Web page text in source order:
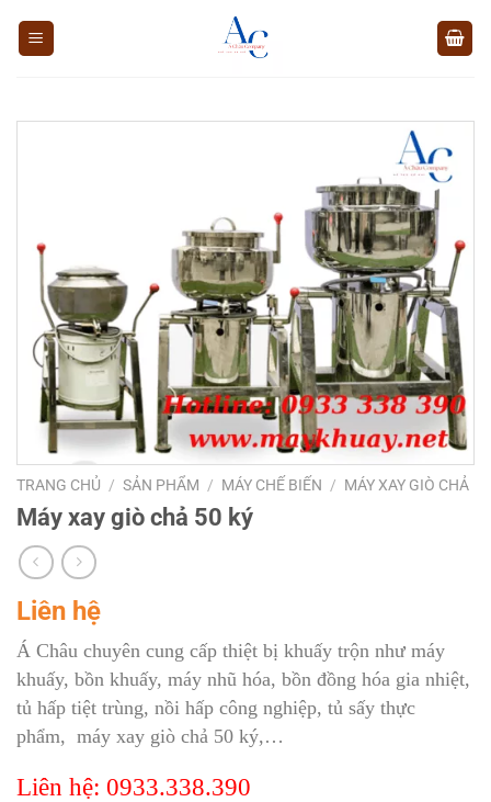
TRANG CHỦ / SẢN PHẨM / MÁY CHẾ BIẾN / MÁY XAY GIÒ CHẢ
Máy xay giò chả 50 ký
Liên hệ
Á Châu chuyên cung cấp thiệt bị khuấy trộn như máy
khuấy, bồn khuấy, máy nhũ hóa, bồn đồng hóa gia nhiệt,
tủ hấp tiệt trùng, nồi hấp công nghiệp, tủ sấy thực
phẩm, máy xay giò chả 50 ký,…
Liên hệ: 0933.338.390